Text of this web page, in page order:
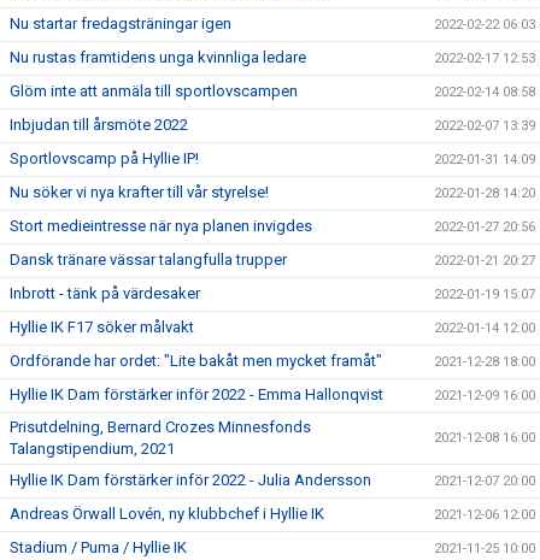
Nu startar fredagsträningar igen 2022-02-22 06:03
Nu rustas framtidens unga kvinnliga ledare 2022-02-17 12:53
Glöm inte att anmäla till sportlovscampen 2022-02-14 08:58
Inbjudan till årsmöte 2022 2022-02-07 13:39
Sportlovscamp på Hyllie IP! 2022-01-31 14:09
Nu söker vi nya krafter till vår styrelse! 2022-01-28 14:20
Stort medieintresse när nya planen invigdes 2022-01-27 20:56
Dansk tränare vässar talangfulla trupper 2022-01-21 20:27
Inbrott - tänk på värdesaker 2022-01-19 15:07
Hyllie IK F17 söker målvakt 2022-01-14 12:00
Ordförande har ordet: "Lite bakåt men mycket framåt" 2021-12-28 18:00
Hyllie IK Dam förstärker inför 2022 - Emma Hallonqvist 2021-12-09 16:00
Prisutdelning, Bernard Crozes Minnesfonds
Talangstipendium, 2021
2021-12-08 16:00
Hyllie IK Dam förstärker inför 2022 - Julia Andersson 2021-12-07 20:00
Andreas Örwall Lovén, ny klubbchef i Hyllie IK 2021-12-06 12:00
Stadium / Puma / Hyllie IK 2021-11-25 10:00